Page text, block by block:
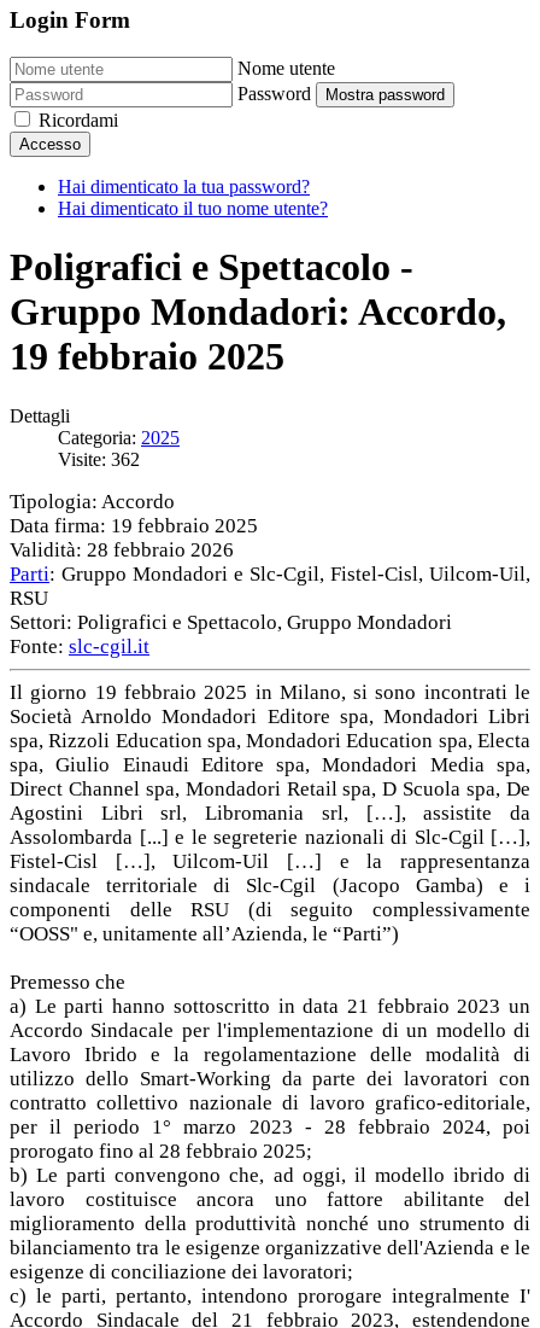
Login Form
Nome utente
Password
Mostra password
Ricordami
Accesso
Hai dimenticato la tua password?
Hai dimenticato il tuo nome utente?
Poligrafici e Spettacolo -
Gruppo Mondadori: Accordo,
19 febbraio 2025
Dettagli
Categoria: 2025
Visite: 362
Tipologia: Accordo
Data firma: 19 febbraio 2025
Validità: 28 febbraio 2026
Parti: Gruppo Mondadori e Slc-Cgil, Fistel-Cisl, Uilcom-Uil,
RSU
Settori: Poligrafici e Spettacolo, Gruppo Mondadori
Fonte: slc-cgil.it
Il giorno 19 febbraio 2025 in Milano, si sono incontrati le
Società Arnoldo Mondadori Editore spa, Mondadori Libri
spa, Rizzoli Education spa, Mondadori Education spa, Electa
spa, Giulio Einaudi Editore spa, Mondadori Media spa,
Direct Channel spa, Mondadori Retail spa, D Scuola spa, De
Agostini Libri srl, Libromania srl, […], assistite da
Assolombarda [...] e le segreterie nazionali di Slc-Cgil […],
Fistel-Cisl […], Uilcom-Uil […] e la rappresentanza
sindacale territoriale di Slc-Cgil (Jacopo Gamba) e i
componenti delle RSU (di seguito complessivamente
“OOSS" e, unitamente all’Azienda, le “Parti”)
Premesso che
a) Le parti hanno sottoscritto in data 21 febbraio 2023 un
Accordo Sindacale per l'implementazione di un modello di
Lavoro Ibrido e la regolamentazione delle modalità di
utilizzo dello Smart-Working da parte dei lavoratori con
contratto collettivo nazionale di lavoro grafico-editoriale,
per il periodo 1° marzo 2023 - 28 febbraio 2024, poi
prorogato fino al 28 febbraio 2025;
b) Le parti convengono che, ad oggi, il modello ibrido di
lavoro costituisce ancora uno fattore abilitante del
miglioramento della produttività nonché uno strumento di
bilanciamento tra le esigenze organizzative dell'Azienda e le
esigenze di conciliazione dei lavoratori;
c) le parti, pertanto, intendono prorogare integralmente I'
Accordo Sindacale del 21 febbraio 2023, estendendone